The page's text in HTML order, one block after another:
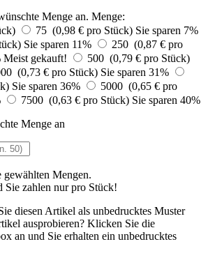
Menge an. Menge:
75 (0,98 € pro Stück) Sie sparen 7%
Sie sparen 11%
250 (0,87 € pro
Meist gekauft!
500 (0,79 € pro Stück)
(0,73 € pro Stück) Sie sparen 31%
Sie sparen 36%
5000 (0,65 € pro
7500 (0,63 € pro Stück) Sie sparen 40%
Menge an
gewählten Mengen.
Sie zahlen nurpro Stück!
diesen Artikel als unbedrucktes Muster
ausprobieren? Klicken Sie die
an und Sie erhalten ein unbedrucktes